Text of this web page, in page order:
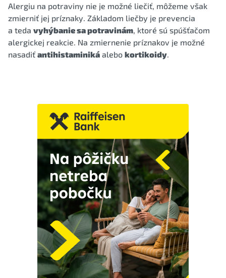
Alergiu na potraviny nie je možné liečiť, môžeme však
zmierniť jej príznaky. Základom liečby je prevencia
a teda vyhýbanie sa potravinám , ktoré sú spúšťačom
alergickej reakcie. Na zmiernenie príznakov je možné
nasadiť antihistaminiká alebo kortikoidy